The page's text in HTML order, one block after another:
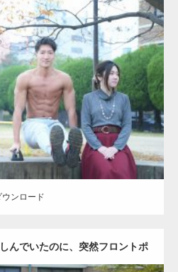
2021.07.6
その他 AKIHITO(細マッチョ) 腹筋
ウンロード
んでいたのに、突然フロントポ